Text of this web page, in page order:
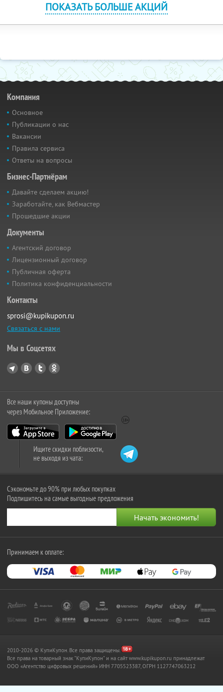
ПОКАЗАТЬ БОЛЬШЕ АКЦИЙ
Компания
Основное
Публикации о нас
Вакансии
Правила сервиса
Ответы на вопросы
Бизнес-Партнёрам
Давайте сделаем акцию!
Заработайте, как Вебмастер
Прошедшие акции
Документы
Агентский договор
Лицензионный договор
Публичная оферта
Политика конфиденциальности
Контакты
sprosi@kupikupon.ru
Связаться с нами
Мы в Соцсетях
Все наши купоны доступны
через Мобильное Приложение:
Ищите скидки поблизости,
не выходя из чата:
Сэкономьте до 90% при любых покупках
Подпишитесь на самые выгодные предложения
Принимаем к оплате:
2010-2026 © КупиКупон. Все права защищены.
Все права на товарный знак "КупиКупон" и на сайт www.kupikupon.ru принадлежат
OOO «Агентство цифровых решений» ИНН 7705523387, ОГРН 1127747063212